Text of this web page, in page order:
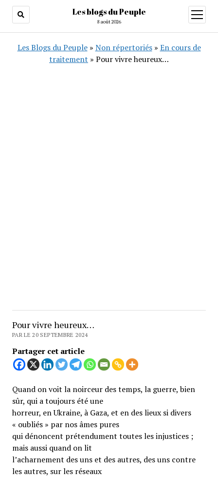
Les blogs du Peuple
8 août 2026
ouvrir
menu
Les Blogs du Peuple» Non répertoriés» En cours de
traitement » Pour vivre heureux…
Pour vivre heureux…
PAR LE 20 SEPTEMBRE 2024
Partager cet article
Quand on voit la noirceur des temps, la guerre, bien
sûr, qui a toujours été une
horreur, en Ukraine, à Gaza, et en des lieux si divers
« oubliés » par nos âmes pures
qui dénoncent prétendument toutes les injustices ;
mais aussi quand on lit
l’acharnement des uns et des autres, des uns contre
les autres, sur les réseaux